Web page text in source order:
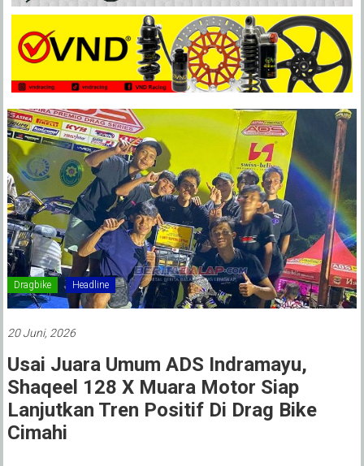
Dragbike Headline
20 Juni, 2026
Usai Juara Umum ADS Indramayu,
Shaqeel 128 X Muara Motor Siap
Lanjutkan Tren Positif Di Drag Bike
Cimahi